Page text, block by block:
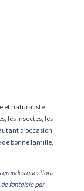
et naturaliste
les insectes, les
d’occasion
de bonne famille,
grandes questions
fantaisie par